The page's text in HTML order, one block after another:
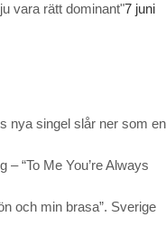
vara rätt dominant"7 juni
nya singel slår ner som en
“To Me You’re Always
och min brasa”. Sverige